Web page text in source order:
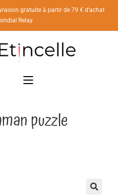
gratuite à partir de 79 € d’achat
Relay
puzzle